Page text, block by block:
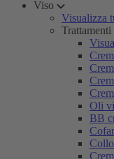
Viso
Visualizza
Trattamenti
Oli
BB